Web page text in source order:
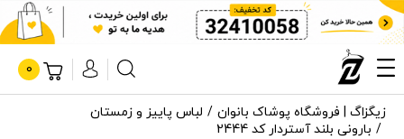
0
زیگزاگ | فروشگاه پوشاک بانوان
لباس پاییز و زمستان
بارونی بلند آستردار کد 2444